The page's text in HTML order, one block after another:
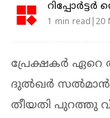
റിപ്പോർട്ടർ
1 min read|20
പ്രേക്ഷകര്‍ ഏറെ
ദുല്‍ഖര്‍ സല്‍മാന്‍
തീയതി പുറത്തു